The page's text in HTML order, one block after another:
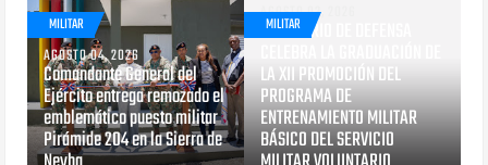
MILITAR
AGOSTO 04, 2026
Comandante General del
Ejército entrega remozado el
emblemático puesto militar
Pirámide 204 en la Sierra de
MILITAR
AGOSTO 03, 2026
MINISTERIO DE DEFENSA
LA XII PROMOCIÓN DEL
PROGRAMA DE
ENTRENAMIENTO MILITAR
BÁSICO DEL SERVICIO